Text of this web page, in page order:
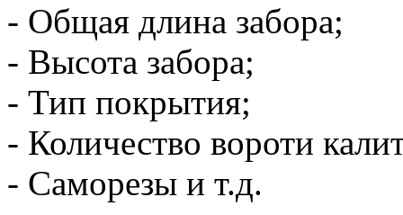
- Общая длина забора;
- Высота забора;
- Тип покрытия;
- Количество вороти
- Саморезы и т.д.